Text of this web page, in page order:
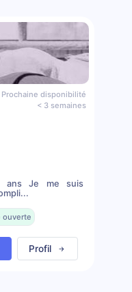
Prochaine disponibilité
< 3 semaines
ans Je me suis
ouverte
Profil